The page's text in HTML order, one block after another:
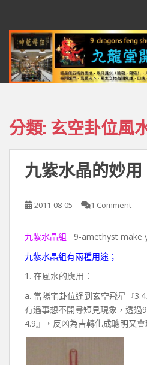
分類: 玄空卦位風
九紫水晶的妙用
2011-08-05 1 Comment
九紫水晶組
9-amethyst make
九紫水晶組有兩種用途；
1. 在風水的應用：
a. 當陽宅卦位逢到玄空飛星『
有遇事想不開尋短見現象，透過
4.9』，反凶為吉轉化成聰明又